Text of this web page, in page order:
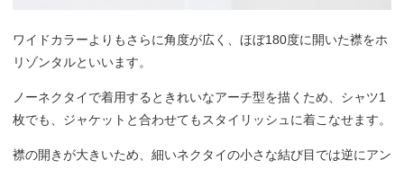
ワイドカラーよりもさらに角度が広く、ほぼ180度に開いた襟をホ
リゾンタルといいます。
ノーネクタイで着用するときれいなアーチ型を描くため、シャツ1
枚でも、ジャケットと合わせてもスタイリッシュに着こなせます。
襟の開きが大きいため、細いネクタイの小さな結び目では逆にアン